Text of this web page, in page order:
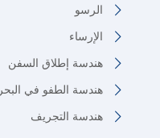
الرسو
الإرساء
هندسة إطلاق السفن
هندسة الطفو في البحر
هندسة التجريف